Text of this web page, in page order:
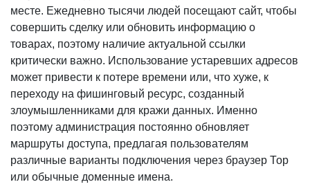
месте. Ежедневно тысячи людей посещают сайт, чтобы
совершить сделку или обновить информацию о
товарах, поэтому наличие актуальной ссылки
критически важно. Использование устаревших адресов
может привести к потере времени или, что хуже, к
переходу на фишинговый ресурс, созданный
злоумышленниками для кражи данных. Именно
поэтому администрация постоянно обновляет
маршруты доступа, предлагая пользователям
различные варианты подключения через браузер Тор
или обычные доменные имена.